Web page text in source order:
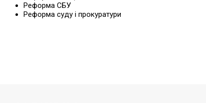
Реформа СБУ
Реформа суду і прокуратури